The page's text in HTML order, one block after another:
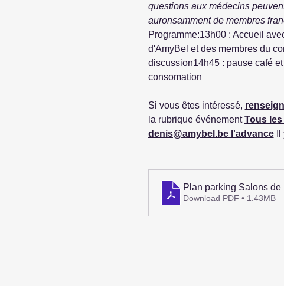
questions aux médecins
auronsamment de membres
Programme:13h00 : Accueil
d'AmyBel et des membres du
discussion14h45 : pause café
consomation
Si vous êtes intéressé,
la rubrique événement Tous
denis@amybel.be l'advance Il
Plan parking Salons de
Download PDF • 1.43MB